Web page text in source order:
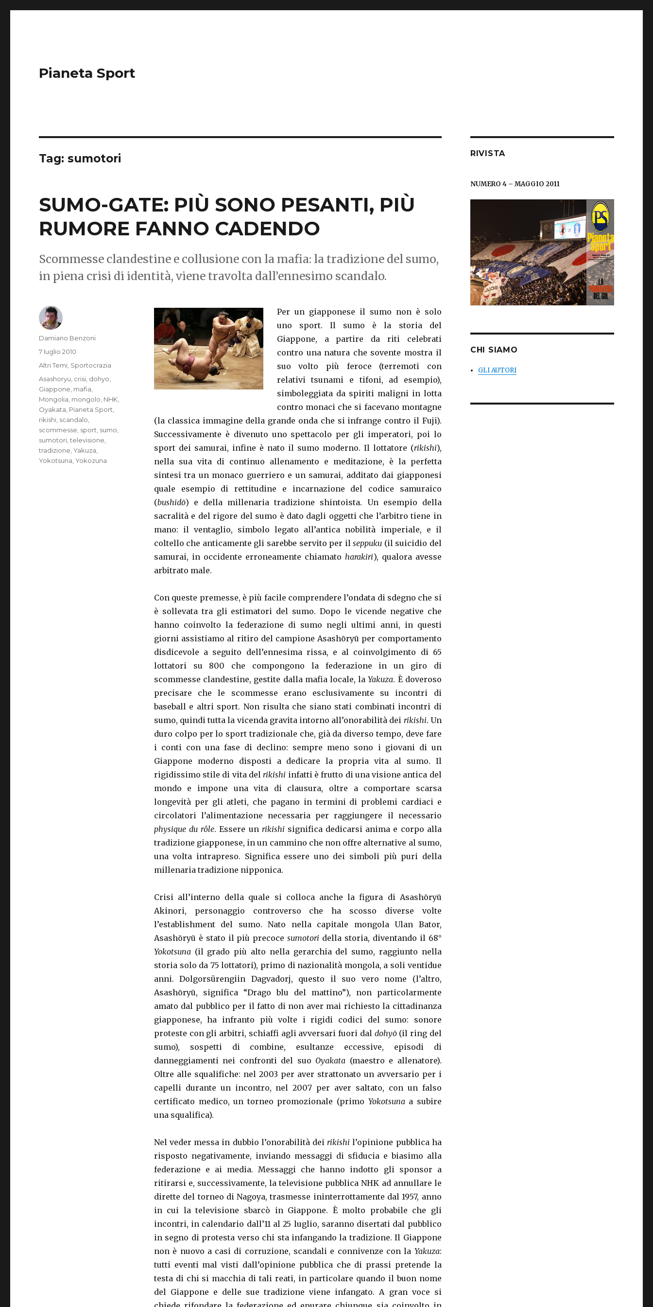
Pianeta Sport
Tag: sumotori
SUMO-GATE: PIÙ SONO PESANTI, PIÙ
RUMORE FANNO CADENDO
Scommesse clandestine e collusione con la mafia: la tradizione del sumo,
in piena crisi di identità, viene travolta dall’ennesimo scandalo.
Per un giapponese il sumo non è solo
uno sport. Il sumo è la storia del
Giappone, a partire da riti celebrati
contro una natura che sovente mostra il
suo volto più feroce (terremoti con
relativi tsunami e tifoni, ad esempio),
simboleggiata da spiriti maligni in lotta
contro monaci che si facevano montagne
(la classica immagine della grande onda che si infrange contro il Fuji).
Successivamente è divenuto uno spettacolo per gli imperatori, poi lo
sport dei samurai, infine è nato il sumo moderno. Il lottatore (rikishi),
nella sua vita di continuo allenamento e meditazione, è la perfetta
sintesi tra un monaco guerriero e un samurai, additato dai giapponesi
quale esempio di rettitudine e incarnazione del codice samuraico
(bushidō) e della millenaria tradizione shintoista. Un esempio della
sacralità e del rigore del sumo è dato dagli oggetti che l’arbitro tiene in
mano: il ventaglio, simbolo legato all’antica nobilità imperiale, e il
coltello che anticamente gli sarebbe servito per ilseppuku (il suicidio del
samurai, in occidente erroneamente chiamato harakiri), qualora avesse
arbitrato male.
Con queste premesse, è più facile comprendere l’ondata di sdegno che si
è sollevata tra gli estimatori del sumo. Dopo le vicende negative che
hanno coinvolto la federazione di sumo negli ultimi anni, in questi
giorni assistiamo al ritiro del campione Asashōryū per comportamento
disdicevole a seguito dell’ennesima rissa, e al coinvolgimento di 65
lottatori su 800 che compongono la federazione in un giro di
scommesse clandestine, gestite dalla mafia locale, laYakuza. È doveroso
precisare che le scommesse erano esclusivamente su incontri di
baseball e altri sport. Non risulta che siano stati combinati incontri di
sumo, quindi tutta la vicenda gravita intorno all’onorabilità dei rikishi. Un
duro colpo per lo sport tradizionale che, già da diverso tempo, deve fare
i conti con una fase di declino: sempre meno sono i giovani di un
Giappone moderno disposti a dedicare la propria vita al sumo. Il
rigidissimo stile di vita delrikishi infatti è frutto di una visione antica del
mondo e impone una vita di clausura, oltre a comportare scarsa
longevità per gli atleti, che pagano in termini di problemi cardiaci e
circolatori l’alimentazione necessaria per raggiungere il necessario
physique du rôle. Essere un rikishi significa dedicarsi anima e corpo alla
tradizione giapponese, in un cammino che non offre alternative al sumo,
una volta intrapreso. Significa essere uno dei simboli più puri della
millenaria tradizione nipponica.
Crisi all’interno della quale si colloca anche la figura di Asashōryū
Akinori, personaggio controverso che ha scosso diverse volte
l’establishment del sumo. Nato nella capitale mongola Ulan Bator,
Asashōryū è stato il più precocesumotori della storia, diventando il 68°
Yokotsuna(il grado più alto nella gerarchia del sumo, raggiunto nella
storia solo da 75 lottatori), primo di nazionalità mongola, a soli ventidue
anni. Dolgorsürengiin Dagvadorj, questo il suo vero nome (l’altro,
Asashōryū, significa “Drago blu del mattino”), non particolarmente
amato dal pubblico per il fatto di non aver mai richiesto la cittadinanza
giapponese, ha infranto più volte i rigidi codici del sumo: sonore
proteste con gli arbitri, schiaffi agli avversari fuori dal dohyō(il ring del
sumo), sospetti di combine, esultanze eccessive, episodi di
danneggiamenti nei confronti del suo Oyakata (maestro e allenatore).
Oltre alle squalifiche: nel 2003 per aver strattonato un avversario per i
capelli durante un incontro, nel 2007 per aver saltato, con un falso
certificato medico, un torneo promozionale (primo Yokotsunaa subire
una squalifica).
Nel veder messa in dubbio l’onorabilità deirikishil’opinione pubblica ha
risposto negativamente, inviando messaggi di sfiducia e biasimo alla
federazione e ai media. Messaggi che hanno indotto gli sponsor a
ritirarsi e, successivamente, la televisione pubblica NHK ad annullare le
dirette del torneo di Nagoya, trasmesse ininterrottamente dal 1957, anno
in cui la televisione sbarcò in Giappone. È molto probabile che gli
incontri, in calendario dall’11 al 25 luglio, saranno disertati dal pubblico
in segno di protesta verso chi sta infangando la tradizione. Il Giappone
non è nuovo a casi di corruzione, scandali e connivenze con la Yakuza:
tutti eventi mal visti dall’opinione pubblica che di prassi pretende la
testa di chi si macchia di tali reati, in particolare quando il buon nome
del Giappone e delle sue tradizione viene infangato. A gran voce si
Autore
Damiano Benzoni
Pubblicato
il
7 luglio 2010
Categorie
Altri Temi Sportocrazia
Tag
Asashoryu crisi dohyo
Giappone mafia
Mongolia mongolo NHK
Oyakata Pianeta Sport
rikishi scandalo
scommesse sport sumo
sumotori ,televisione
tradizione ,Yakuza
Yokotsuna ,Yokozuna
RIVISTA
NUMERO 4 – MAGGIO 2011
CHI SIAMO
GLI AUTORI